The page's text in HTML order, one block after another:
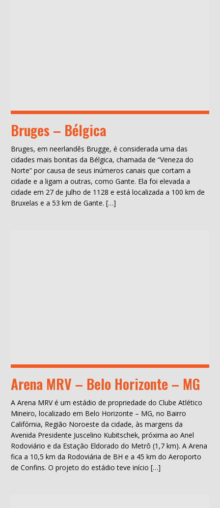
Bruges – Bélgica
Bruges, em neerlandês Brugge, é considerada uma das
cidades mais bonitas da Bélgica, chamada de “Veneza do
Norte” por causa de seus inúmeros canais que cortam a
cidade e a ligam a outras, como Gante. Ela foi elevada a
cidade em 27 de julho de 1128 e está localizada a 100 km de
Bruxelas e a 53 km de Gante. […]
Arena MRV – Belo Horizonte – MG
A Arena MRV é um estádio de propriedade do Clube Atlético
Mineiro, localizado em Belo Horizonte – MG, no Bairro
Califórnia, Região Noroeste da cidade, às margens da
Avenida Presidente Juscelino Kubitschek, próxima ao Anel
Rodoviário e da Estação Eldorado do Metrô (1,7 km). A Arena
fica a 10,5 km da Rodoviária de BH e a 45 km do Aeroporto
de Confins. O projeto do estádio teve início […]